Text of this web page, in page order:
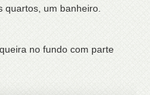
quartos, um banheiro.
no fundo com parte